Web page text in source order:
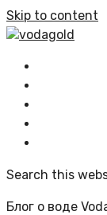
Skip to content
vodagold
Search this
Блог о воде